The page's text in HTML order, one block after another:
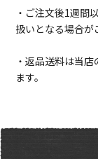
・ご注文後1週間
扱いとなる場合が
・返品送料は当
ます。